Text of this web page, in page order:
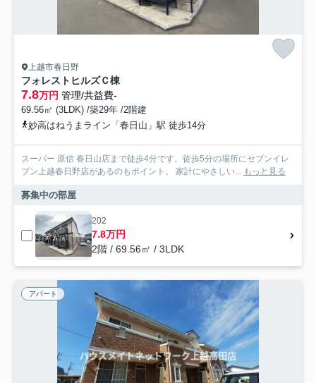
上越市春日野
フォレストヒルズＣ棟
7.8万円 管理/共益費-
69.56㎡ (3LDK) /築29年 /2階建
妙高はねうまライン「春日山」駅 徒歩14分
スーパー 原信 春日山店まで徒歩4分です。徒歩5分の場所にセブンイレ
ブン上越春日野店があるのもポイント。 家計にやさしい... もっと見る
募集中の部屋
202
7.8万円
2階 / 69.56㎡ / 3LDK
アパート